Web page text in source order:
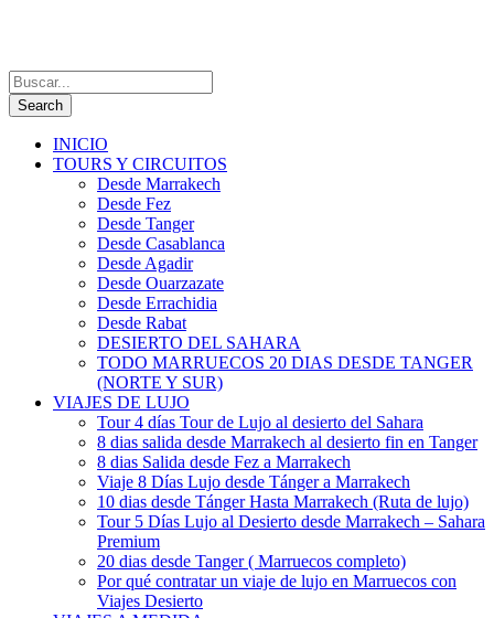
INICIO
TOURS Y CIRCUITOS
Desde Marrakech
Desde Fez
Desde Tanger
Desde Casablanca
Desde Agadir
Desde Ouarzazate
Desde Errachidia
Desde Rabat
DESIERTO DEL SAHARA
TODO MARRUECOS 20 DIAS DESDE TANGER
(NORTE Y SUR)
VIAJES DE LUJO
Tour 4 días Tour de Lujo al desierto del Sahara
8 dias salida desde Marrakech al desierto fin en Tanger
8 dias Salida desde Fez a Marrakech
Viaje 8 Días Lujo desde Tánger a Marrakech
10 dias desde Tánger Hasta Marrakech (Ruta de lujo)
Tour 5 Días Lujo al Desierto desde Marrakech – Sahara
Premium
20 dias desde Tanger ( Marruecos completo)
Por qué contratar un viaje de lujo en Marruecos con
Viajes Desierto